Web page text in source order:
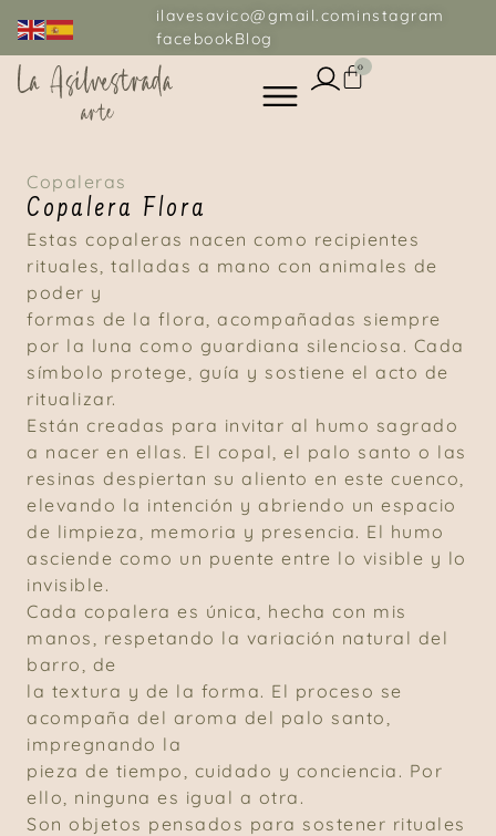
ilavesavico@gmail.cominstagram
facebookBlog
0
Copaleras
Copalera Flora
Estas copaleras nacen como recipientes
rituales, talladas a mano con animales de
poder y
formas de la flora, acompañadas siempre
por la luna como guardiana silenciosa. Cada
símbolo protege, guía y sostiene el acto de
ritualizar.
Están creadas para invitar al humo sagrado
a nacer en ellas. El copal, el palo santo o las
resinas despiertan su aliento en este cuenco,
elevando la intención y abriendo un espacio
de limpieza, memoria y presencia. El humo
asciende como un puente entre lo visible y lo
invisible.
Cada copalera es única, hecha con mis
manos, respetando la variación natural del
barro, de
la textura y de la forma. El proceso se
acompaña del aroma del palo santo,
impregnando la
pieza de tiempo, cuidado y conciencia. Por
ello, ninguna es igual a otra.
Son objetos pensados para sostener rituales